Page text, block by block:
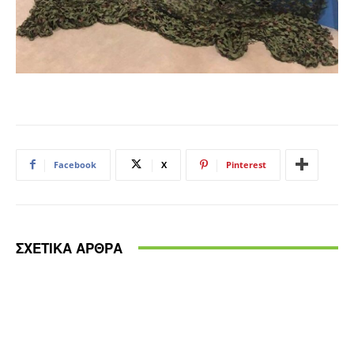
Facebook X Pinterest
ΣΧΕΤΙΚΑ ΑΡΘΡΑ